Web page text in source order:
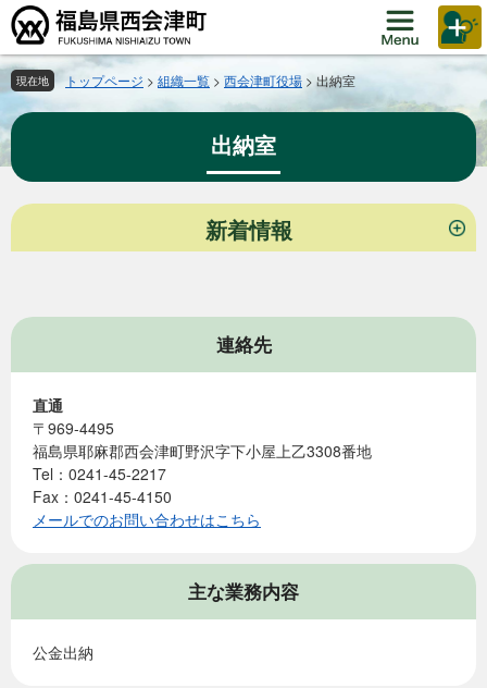
ペ
ー
ジ
の
頭
で
す。
メ
ニ
ュ
ー
飛
ば
し
本
現在地 トップページ > 組織一覧 > 西会津町役場 > 出納室
出納室
本
新着情報
連絡先
直通
〒969-4495
福島県耶麻郡西会津町野沢字下小屋上乙3308番地
Tel：0241-45-2217
Fax：0241-45-4150
メールでのお問い合わせはこちら
主な業務内容
公金出納